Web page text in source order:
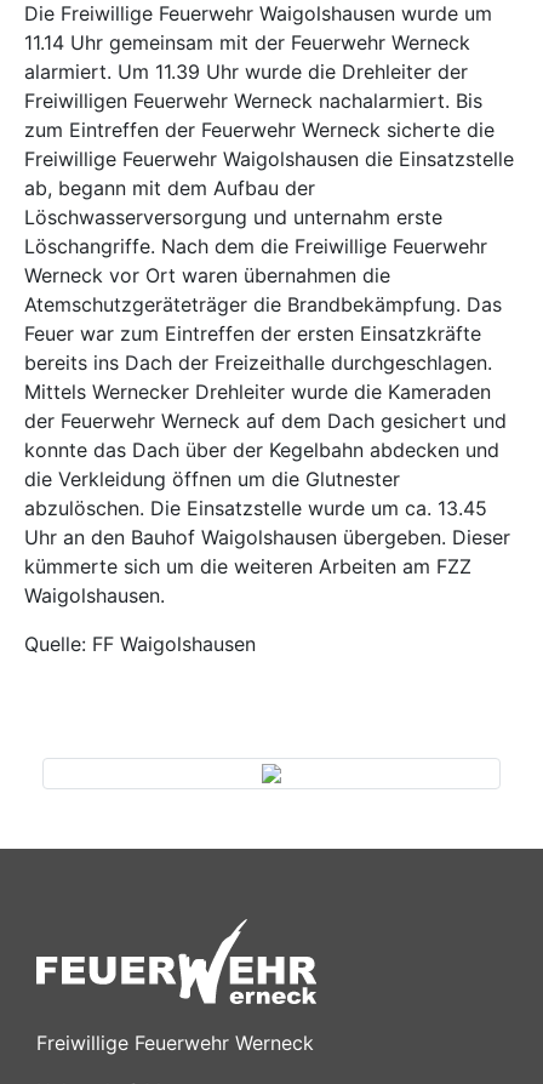
Die Freiwillige Feuerwehr Waigolshausen wurde um
11.14 Uhr gemeinsam mit der Feuerwehr Werneck
alarmiert. Um 11.39 Uhr wurde die Drehleiter der
Freiwilligen Feuerwehr Werneck nachalarmiert. Bis
zum Eintreffen der Feuerwehr Werneck sicherte die
Freiwillige Feuerwehr Waigolshausen die Einsatzstelle
ab, begann mit dem Aufbau der
Löschwasserversorgung und unternahm erste
Löschangriffe. Nach dem die Freiwillige Feuerwehr
Werneck vor Ort waren übernahmen die
Atemschutzgeräteträger die Brandbekämpfung. Das
Feuer war zum Eintreffen der ersten Einsatzkräfte
bereits ins Dach der Freizeithalle durchgeschlagen.
Mittels Wernecker Drehleiter wurde die Kameraden
der Feuerwehr Werneck auf dem Dach gesichert und
konnte das Dach über der Kegelbahn abdecken und
die Verkleidung öffnen um die Glutnester
abzulöschen. Die Einsatzstelle wurde um ca. 13.45
Uhr an den Bauhof Waigolshausen übergeben. Dieser
kümmerte sich um die weiteren Arbeiten am FZZ
Waigolshausen.
Quelle: FF Waigolshausen
Previous Next
Freiwillige Feuerwehr Werneck